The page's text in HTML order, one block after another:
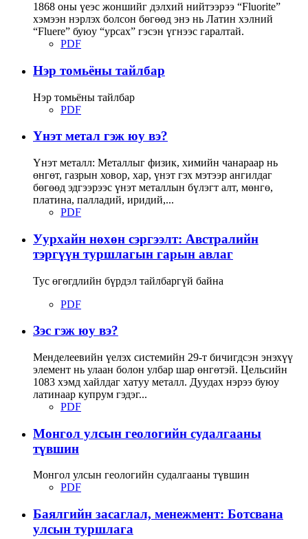
1868 оны үеэс жоншийг дэлхий нийтээрээ “Fluorite”
хэмээн нэрлэх болсон бөгөөд энэ нь Латин хэлний
“Fluere” буюу “урсах” гэсэн үгнээс гаралтай.
PDF
Нэр томьёны тайлбар
Нэр томьёны тайлбар
PDF
Үнэт метал гэж юу вэ?
Үнэт металл: Металлыг физик, химийн чанараар нь
өнгөт, газрын ховор, хар, үнэт гэх мэтээр ангилдаг
бөгөөд эдгээрээс үнэт металлын бүлэгт алт, мөнгө,
платина, палладий, иридий,...
PDF
Уурхайн нөхөн сэргээлт: Австралийн
тэргүүн туршлагын гарын авлаг
Тус өгөгдлийн бүрдэл тайлбаргүй байна
PDF
Зэс гэж юу вэ?
Менделеевийн үелэх системийн 29-т бичигдсэн энэхүү
элемент нь улаан болон улбар шар өнгөтэй. Цельсийн
1083 хэмд хайлдаг хатуу металл. Дуудах нэрээ буюу
латинаар купрум гэдэг...
PDF
Монгол улсын геологийн судалгааны
түвшин
Монгол улсын геологийн судалгааны түвшин
PDF
Баялгийн засаглал, менежмент: Ботсвана
улсын туршлага